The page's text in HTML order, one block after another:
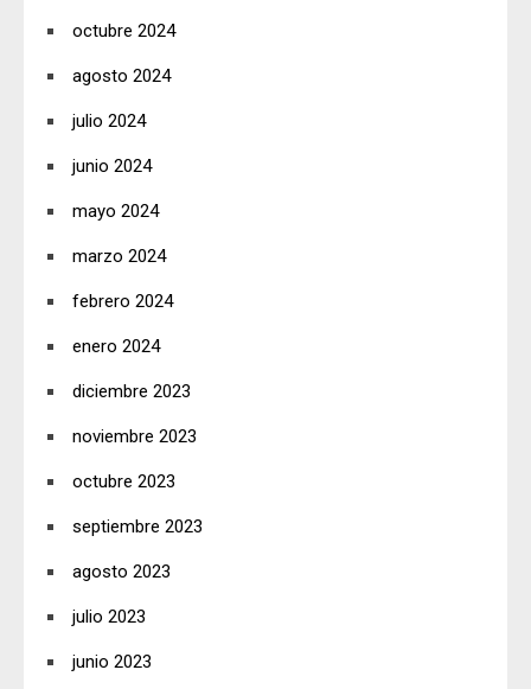
octubre 2024
agosto 2024
julio 2024
junio 2024
mayo 2024
marzo 2024
febrero 2024
enero 2024
diciembre 2023
noviembre 2023
octubre 2023
septiembre 2023
agosto 2023
julio 2023
junio 2023